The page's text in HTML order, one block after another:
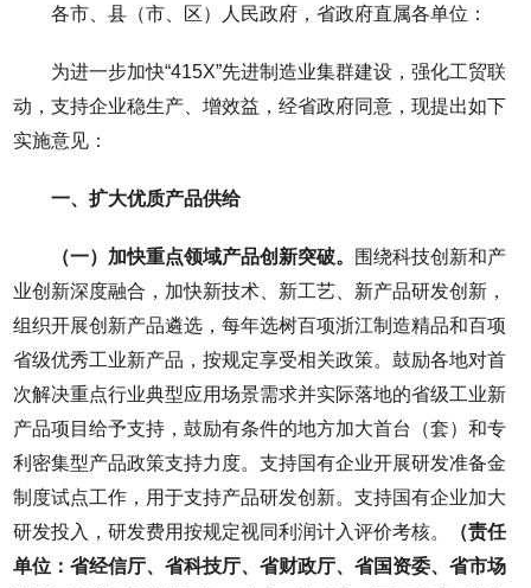
各市、县（市、区）人民政府，省政府直属各单位：
为进一步加快“415X”先进制造业集群建设，强化工贸联
动，支持企业稳生产、增效益，经省政府同意，现提出如下
实施意见：
一、扩大优质产品供给
（一）加快重点领域产品创新突破。
围绕科技创新和产
业创新深度融合，加快新技术、新工艺、新产品研发创新，
组织开展创新产品遴选，每年选树百项浙江制造精品和百项
省级优秀工业新产品，按规定享受相关政策。鼓励各地对首
次解决重点行业典型应用场景需求并实际落地的省级工业新
产品项目给予支持，鼓励有条件的地方加大首台（套）和专
利密集型产品政策支持力度。支持国有企业开展研发准备金
制度试点工作，用于支持产品研发创新。支持国有企业加大
研发投入，研发费用按规定视同利润计入评价考核。
（责任
单位：省经信厅、省科技厅、省财政厅、省国资委、省市场